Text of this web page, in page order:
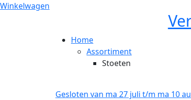
Winkelwagen
Home
Assortiment
Stoeten
Gesloten van ma 27 juli t/m ma 10